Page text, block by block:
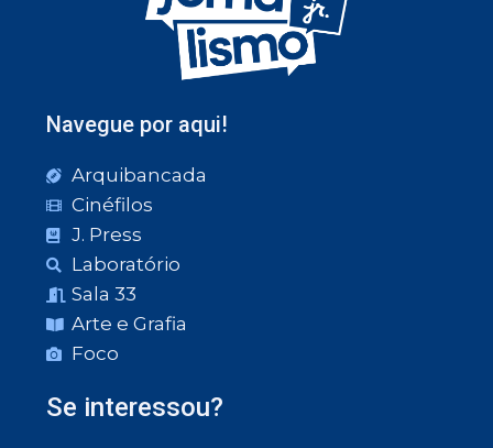
Navegue por aqui!
Arquibancada
Cinéfilos
J. Press
Laboratório
Sala 33
Arte e Grafia
Foco
Se interessou?